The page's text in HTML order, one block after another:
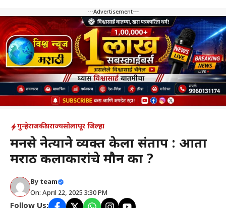
---Advertisement---
गुन्हेराजकीयराज्यसोलापूर जिल्हा
मनसे नेत्याने व्यक्त केला संताप : आता
मराठी कलाकारांचे मौन का ?
By team
On: April 22, 2025 3:30 PM